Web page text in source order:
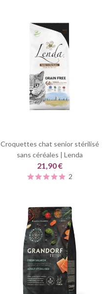
Croquettes chat senior stérilisé
sans céréales | Lenda
21,90 €
2